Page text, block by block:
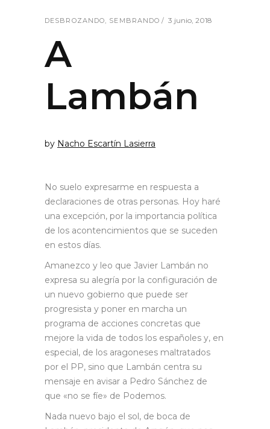
DESBROZANDO SEMBRANDO 3 junio, 2018
A
Lambán
by Nacho Escartín Lasierra
No suelo expresarme en respuesta a
declaraciones de otras personas. Hoy haré
una excepción, por la importancia política
de los acontencimientos que se suceden
en estos días.
Amanezco y leo que Javier Lambán no
expresa su alegría por la configuración de
un nuevo gobierno que puede ser
progresista y poner en marcha un
programa de acciones concretas que
mejore la vida de todos los españoles y, en
especial, de los aragoneses maltratados
por el PP, sino que Lambán centra su
mensaje en avisar a Pedro Sánchez de
que «no se fíe» de Podemos.
Nada nuevo bajo el sol, de boca de